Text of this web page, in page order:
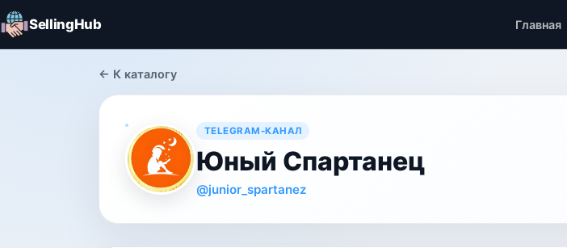
SellingHub Главная
← К каталогу
TELEGRAM-КАНАЛ
Юный Спартанец
@junior_spartanez